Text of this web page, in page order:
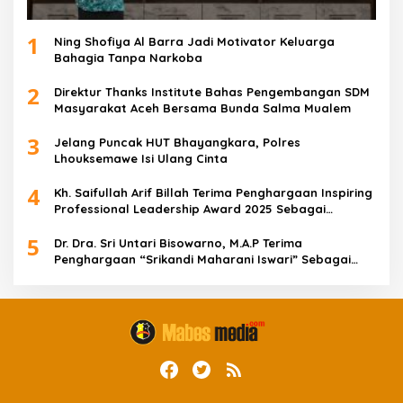
1
Ning Shofiya Al Barra Jadi Motivator Keluarga
Bahagia Tanpa Narkoba
2
Direktur Thanks Institute Bahas Pengembangan SDM
Masyarakat Aceh Bersama Bunda Salma Mualem
3
Jelang Puncak HUT Bhayangkara, Polres
Lhouksemawe Isi Ulang Cinta
4
Kh. Saifullah Arif Billah Terima Penghargaan Inspiring
Professional Leadership Award 2025 Sebagai
5
Dr. Dra. Sri Untari Bisowarno, M.A.P Terima
Penghargaan “Srikandi Maharani Iswari” Sebagai